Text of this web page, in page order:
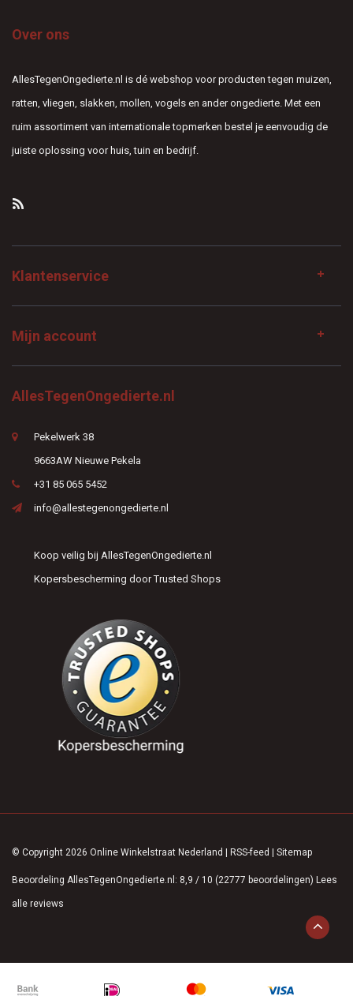
Over ons
AllesTegenOngedierte.nl is dé webshop voor producten tegen muizen,
ratten, vliegen, slakken, mollen, vogels en ander ongedierte. Met een
ruim assortiment van internationale topmerken bestel je eenvoudig de
juiste oplossing voor huis, tuin en bedrijf.
Klantenservice
Mijn account
AllesTegenOngedierte.nl
Pekelwerk 38
9663AW Nieuwe Pekela
+31 85 065 5452
info@allestegenongedierte.nl
Koop veilig bij AllesTegenOngedierte.nl
Kopersbescherming door Trusted Shops
© Copyright 2026 Online Winkelstraat Nederland | RSS-feed | Sitemap
Beoordeling AllesTegenOngedierte.nl : 8,9 / 10 (22777 beoordelingen) Lees
alle reviews